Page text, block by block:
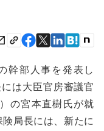
幹部人事を発表し
は大臣官房審議官
の宮本直樹氏が就
局長には、新たに